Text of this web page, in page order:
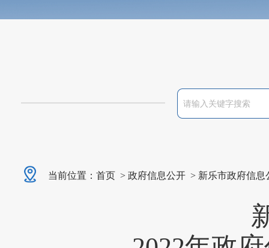
当前位置： 首页 > 政府信息公开 > 新乐市政府信息